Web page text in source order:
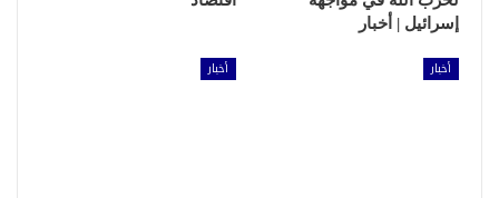
إسرائيل | أخبار
أخبار أخبار